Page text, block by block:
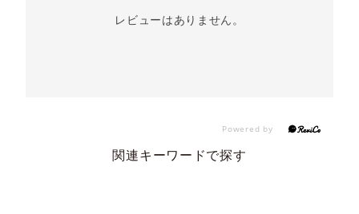
レビューはありません。
関連キーワードで探す